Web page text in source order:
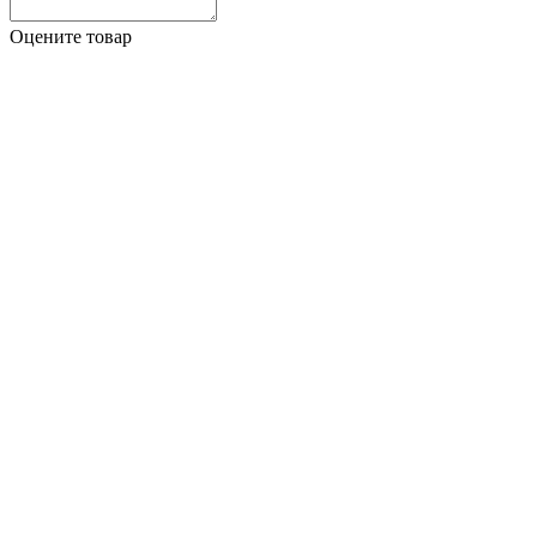
Оцените товар